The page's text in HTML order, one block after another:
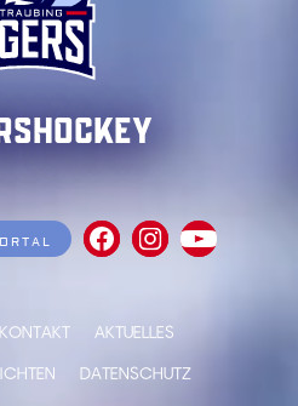
KONTAKT
AKTUELLES
DATENSCHUTZ